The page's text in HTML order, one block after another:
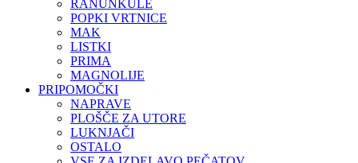
RANUNKULE
POPKI VRTNICE
MAK
LISTKI
PRIMA
MAGNOLIJE
PRIPOMOČKI
NAPRAVE
PLOŠČE ZA UTORE
LUKNJAČI
OSTALO